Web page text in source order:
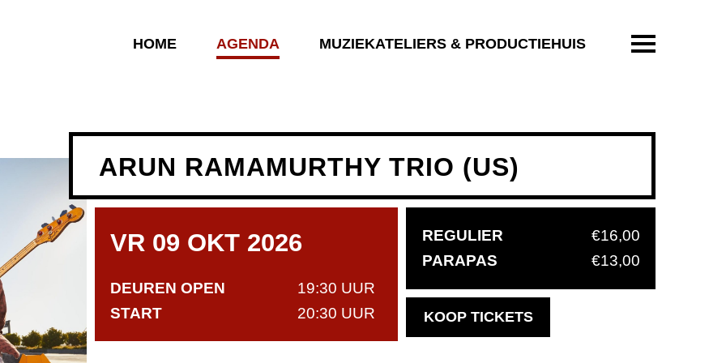
HOME AGENDA MUZIEKATELIERS & PRODUCTIEHUIS ENTER OM
ARUN RAMAMURTHY TRIO (US)
VR 09 OKT 2026
DEUREN OPEN
19:30 UUR
START
20:30 UUR
REGULIER
€16,00
PARAPAS
€13,00
KOOP TICKETSOPENT
IN